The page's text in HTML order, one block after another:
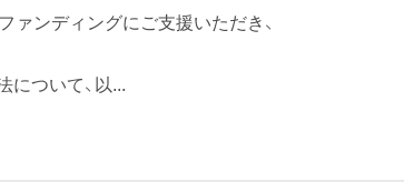
ァンディングにご支援いただき、
ついて、以...